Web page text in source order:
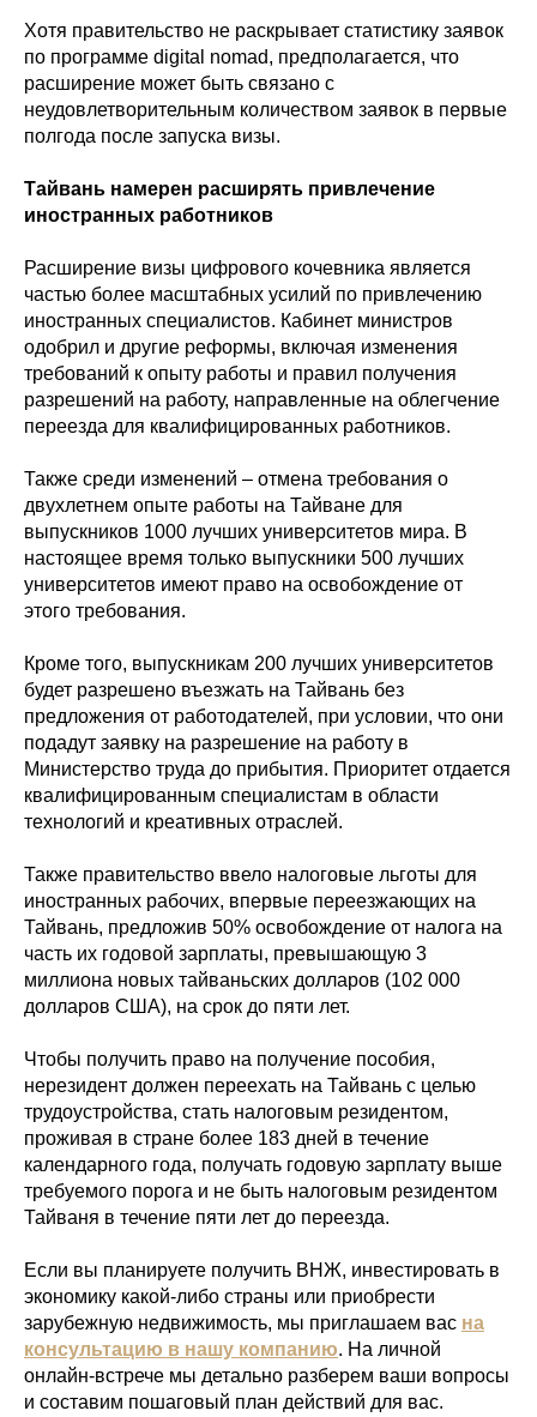
Хотя правительство не раскрывает статистику заявок
по программе digital nomad, предполагается, что
расширение может быть связано с
неудовлетворительным количеством заявок в первые
полгода после запуска визы.
Тайвань намерен расширять привлечение
иностранных работников
Расширение визы цифрового кочевника является
частью более масштабных усилий по привлечению
иностранных специалистов. Кабинет министров
одобрил и другие реформы, включая изменения
требований к опыту работы и правил получения
разрешений на работу, направленные на облегчение
переезда для квалифицированных работников.
Также среди изменений – отмена требования о
двухлетнем опыте работы на Тайване для
выпускников 1000 лучших университетов мира. В
настоящее время только выпускники 500 лучших
университетов имеют право на освобождение от
этого требования.
Кроме того, выпускникам 200 лучших университетов
будет разрешено въезжать на Тайвань без
предложения от работодателей, при условии, что они
подадут заявку на разрешение на работу в
Министерство труда до прибытия. Приоритет отдается
квалифицированным специалистам в области
технологий и креативных отраслей.
Также правительство ввело налоговые льготы для
иностранных рабочих, впервые переезжающих на
Тайвань, предложив 50% освобождение от налога на
часть их годовой зарплаты, превышающую 3
миллиона новых тайваньских долларов (102 000
долларов США), на срок до пяти лет.
Чтобы получить право на получение пособия,
нерезидент должен переехать на Тайвань с целью
трудоустройства, стать налоговым резидентом,
проживая в стране более 183 дней в течение
календарного года, получать годовую зарплату выше
требуемого порога и не быть налоговым резидентом
Тайваня в течение пяти лет до переезда.
Если вы планируете получить ВНЖ, инвестировать в
экономику какой-либо страны или приобрести
зарубежную недвижимость, мы приглашаем вас на
консультацию в нашу компанию. На личной
онлайн-встрече мы детально разберем ваши вопросы
и составим пошаговый план действий для вас.